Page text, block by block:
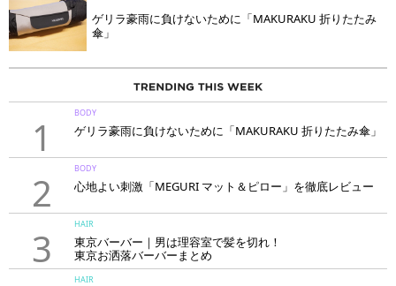
ゲリラ豪雨に負けないために「MAKURAKU 折りたたみ
傘」
1
BODY
ゲリラ豪雨に負けないために「MAKURAKU 折りたたみ傘」
2
BODY
心地よい刺激「MEGURI マット＆ピロー」を徹底レビュー
3
HAIR
東京バーバー｜男は理容室で髪を切れ！
東京お洒落バーバーまとめ
HAIR